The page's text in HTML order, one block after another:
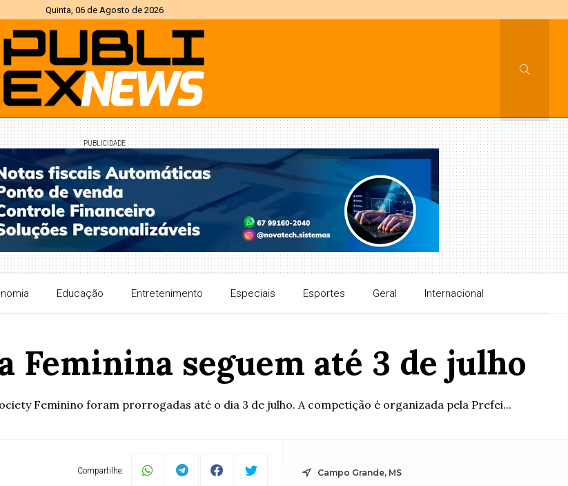
Quinta, 06 de Agosto de 2026
PUBLICIDADE
Educação Entretenimento Especiais Esportes Geral Internacional
Feminina seguem até 3 de julho
Feminino foram prorrogadas até o dia 3 de julho. A competição é organizada pela Prefei...
Compartilhe: Campo Grande, MS